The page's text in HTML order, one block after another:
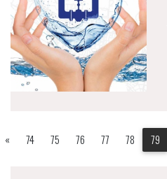
« 74 75 76 77 78 79